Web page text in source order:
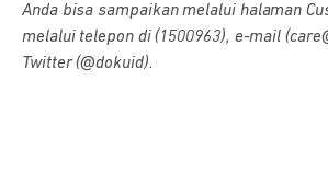
Anda bisa sampaikan melalui halaman
melalui telepon di (1500963), e-mail
Twitter (@dokuid).